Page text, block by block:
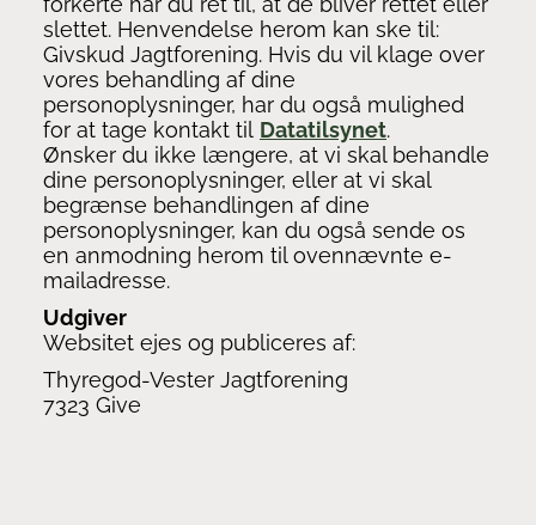
slettet. Henvendelse herom kan ske til:
Givskud Jagtforening. Hvis du vil klage over
vores behandling af dine
personoplysninger, har du også mulighed
for at tage kontakt til Datatilsynet.
Ønsker du ikke længere, at vi skal behandle
dine personoplysninger, eller at vi skal
begrænse behandlingen af dine
personoplysninger, kan du også sende os
en anmodning herom til ovennævnte e-
mailadresse.
Udgiver
Websitet ejes og publiceres af:
Thyregod-Vester Jagtforening
7323 Give